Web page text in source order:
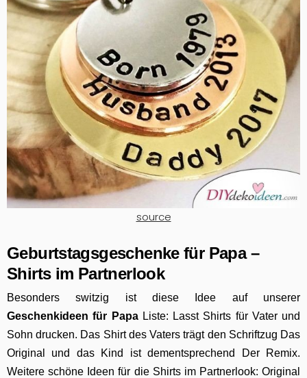
source
Geburtstagsgeschenke für Papa –
Shirts im Partnerlook
Besonders switzig ist diese Idee auf unserer
Geschenkideen für PapaListe: Lasst Shirts für Vater und
Sohn drucken. Das Shirt des Vaters trägt den Schriftzug Das
Original und das Kind ist dementsprechend Der Remix.
Weitere schöne Ideen für die Shirts im Partnerlook: Original